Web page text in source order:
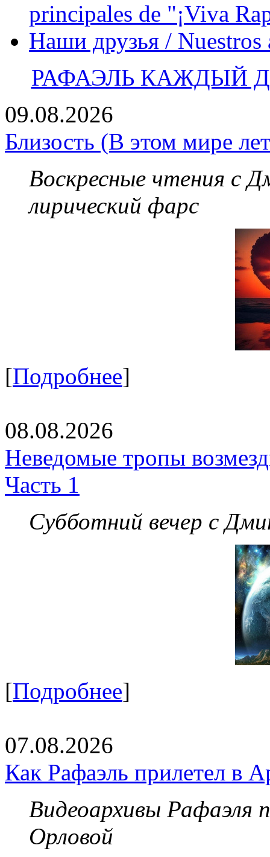
principales de "¡Viva
Наши друзья / Nuestros
РАФАЭЛЬ КАЖДЫЙ
09.08.2026
Близость (В этом мире
Воскресные чтения с
лирический фарс
[Подробнее]
08.08.2026
Неведомые тропы
Часть 1
Субботний вечер с
[Подробнее]
07.08.2026
Как Рафаэль прилетел в
Видеоархивы Рафаэля
Орловой